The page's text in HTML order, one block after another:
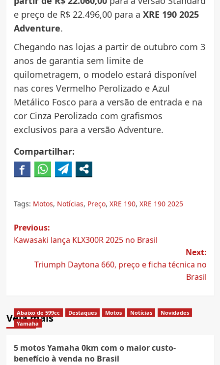
e preço de R$ 22.496,00 para a XRE 190 2025
Adventure.
Chegando nas lojas a partir de outubro com 3
anos de garantia sem limite de
quilometragem, o modelo estará disponível
nas cores Vermelho Perolizado e Azul
Metálico Fosco para a versão de entrada e na
cor Cinza Perolizado com grafismos
exclusivos para a versão Adventure.
Compartilhar:
Tags: Motos, Notícias, Preço, XRE 190, XRE 190 2025
Post
navigation
Previous:
Kawasaki lança KLX300R 2025 no Brasil
Next:
Triumph Daytona 660, preço e ficha técnica no
Brasil
Veja mais
Abaixo de 599cc Destaques Motos Notícias
Novidades
Yamaha
5 motos Yamaha 0km com o maior custo-
benefício à venda no Brasil